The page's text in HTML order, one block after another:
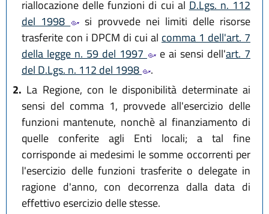
riallocazione delle funzioni di cui al D.Lgs. n. 112
del 1998
si provvede nei limiti delle risorse
trasferite con i DPCM di cui al comma 1 dell'art. 7
della legge n. 59 del 1997
e ai sensi dell'art. 7
del D.Lgs. n. 112 del 1998
.
2. La Regione, con le disponibilità determinate ai
sensi del comma 1, provvede all'esercizio delle
funzioni mantenute, nonchè al finanziamento di
quelle conferite agli Enti locali; a tal fine
corrisponde ai medesimi le somme occorrenti per
l'esercizio delle funzioni trasferite o delegate in
ragione d'anno, con decorrenza dalla data di
effettivo esercizio delle stesse.